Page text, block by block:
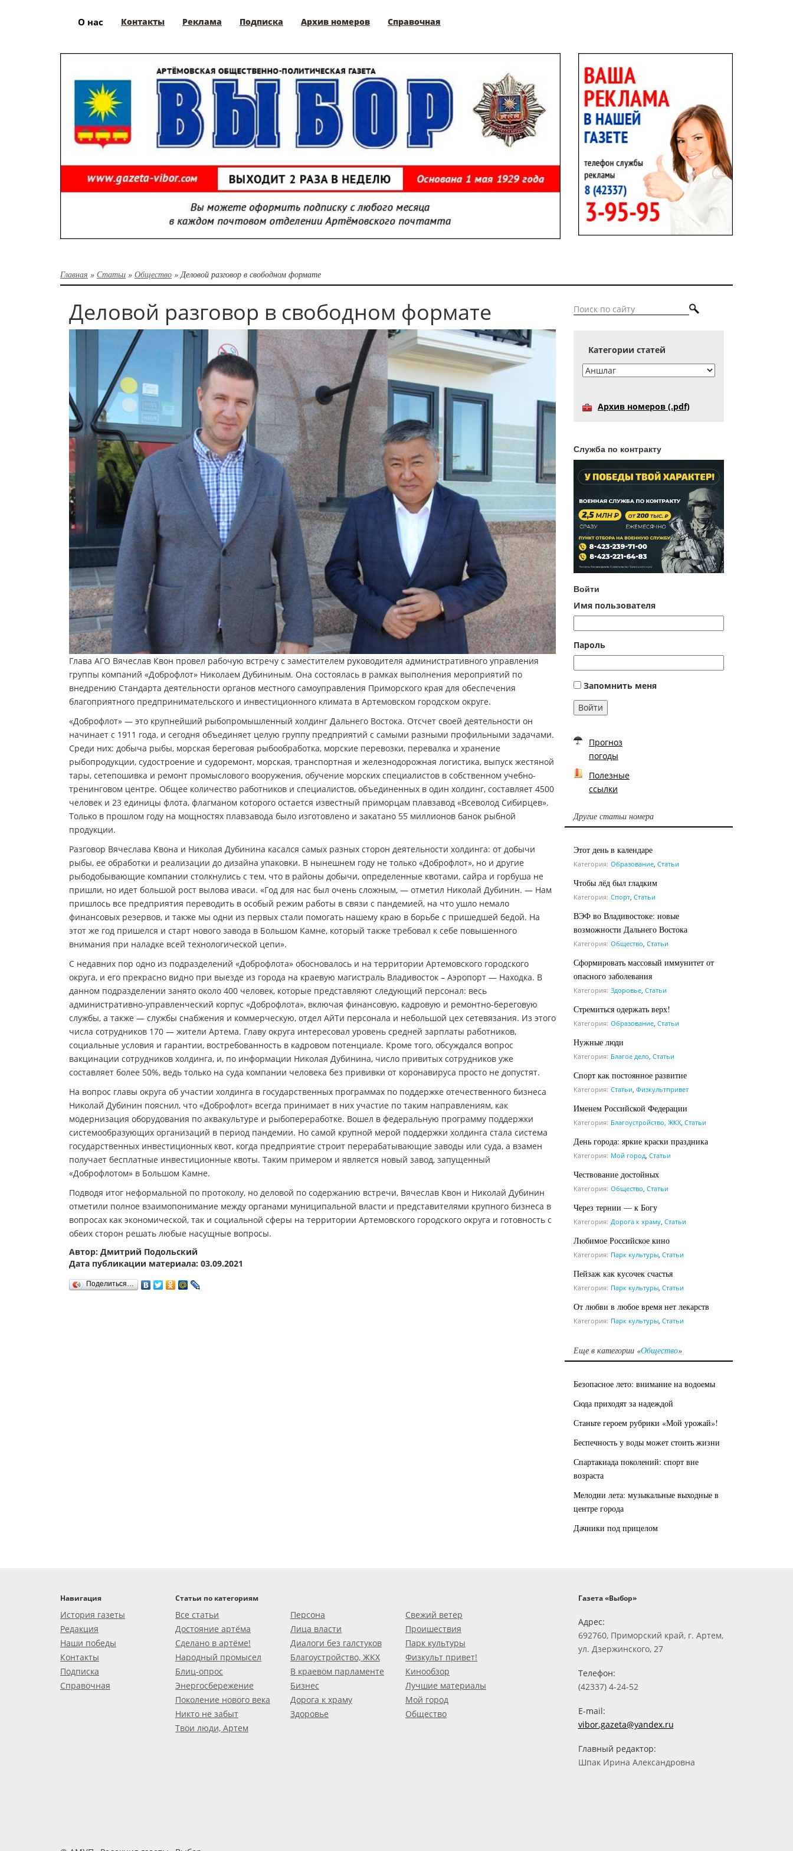
О нас Контакты Реклама Подписка Архив номеров Справочная
Главная » Статьи » Общество » Деловой разговор в свободном формате
Деловой разговор в свободном формате
Глава АГО Вячеслав Квон провел рабочую встречу с заместителем руководителя административного управления
группы компаний «Доброфлот» Николаем Дубининым. Она состоялась в рамках выполнения мероприятий по
внедрению Стандарта деятельности органов местного самоуправления Приморского края для обеспечения
благоприятного предпринимательского и инвестиционного климата в Артемовском городском округе.
«Доброфлот» — это крупнейший рыбопромышленный холдинг Дальнего Востока. Отсчет своей деятельности он
начинает с 1911 года, и сегодня объединяет целую группу предприятий с самыми разными профильными задачами.
Среди них: добыча рыбы, морская береговая рыбообработка, морские перевозки, перевалка и хранение
рыбопродукции, судостроение и судоремонт, морская, транспортная и железнодорожная логистика, выпуск жестяной
тары, сетепошивка и ремонт промыслового вооружения, обучение морских специалистов в собственном учебно-
тренинговом центре. Общее количество работников и специалистов, объединенных в один холдинг, составляет 4500
человек и 23 единицы флота, флагманом которого остается известный приморцам плавзавод «Всеволод Сибирцев».
Только в прошлом году на мощностях плавзавода было изготовлено и закатано 55 миллионов банок рыбной
продукции.
Разговор Вячеслава Квона и Николая Дубинина касался самых разных сторон деятельности холдинга: от добычи
рыбы, ее обработки и реализации до дизайна упаковки. В нынешнем году не только «Доброфлот», но и другие
рыбодобывающие компании столкнулись с тем, что в районы добычи, определенные квотами, сайра и горбуша не
пришли, но идет большой рост вылова иваси. «Год для нас был очень сложным, — отметил Николай Дубинин. — Нам
пришлось все предприятия переводить в особый режим работы в связи с пандемией, на что ушло немало
финансовых резервов, и также мы одни из первых стали помогать нашему краю в борьбе с пришедшей бедой. На
этот же год пришелся и старт нового завода в Большом Камне, который также требовал к себе повышенного
внимания при наладке всей технологической цепи».
С недавних пор одно из подразделений «Доброфлота» обосновалось и на территории Артемовского городского
округа, и его прекрасно видно при выезде из города на краевую магистраль Владивосток – Аэропорт — Находка. В
данном подразделении занято около 400 человек, которые представляют следующий персонал: весь
административно-управленческий корпус «Доброфлота», включая финансовую, кадровую и ремонтно-береговую
службы, а также — службы снабжения и коммерческую, отдел АйТи персонала и небольшой цех сетевязания. Из этого
числа сотрудников 170 — жители Артема. Главу округа интересовал уровень средней зарплаты работников,
социальные условия и гарантии, востребованность в кадровом потенциале. Кроме того, обсуждался вопрос
вакцинации сотрудников холдинга, и, по информации Николая Дубинина, число привитых сотрудников уже
составляет более 50%, ведь только на суда компании человека без прививки от коронавируса просто не допустят.
На вопрос главы округа об участии холдинга в государственных программах по поддержке отечественного бизнеса
Николай Дубинин пояснил, что «Доброфлот» всегда принимает в них участие по таким направлениям, как
модернизация оборудования по аквакультуре и рыбопереработке. Вошел в федеральную программу поддержки
системообразующих организаций в период пандемии. Но самой крупной мерой поддержки холдинга стала система
государственных инвестиционных квот, когда предприятие строит перерабатывающие заводы или суда, а взамен
получает бесплатные инвестиционные квоты. Таким примером и является новый завод, запущенный
«Доброфлотом» в Большом Камне.
Подводя итог неформальной по протоколу, но деловой по содержанию встречи, Вячеслав Квон и Николай Дубинин
отметили полное взаимопонимание между органами муниципальной власти и представителями крупного бизнеса в
вопросах как экономической, так и социальной сферы на территории Артемовского городского округа и готовность с
обеих сторон решать любые насущные вопросы.
Автор: Дмитрий Подольский
Дата публикации материала: 03.09.2021
Поделиться…
Категории статей
Архив номеров (.pdf)
Служба по контракту
Войти
Имя пользователя
Пароль
Запомнить меня
Войти
Прогноз
погоды
Полезные
ссылки
Другие статьи номера
Этот день в календаре
Категория: Образование Статьи
Чтобы лёд был гладким
Категория: Спорт Статьи
ВЭФ во Владивостоке: новые
возможности Дальнего Востока
Категория: Общество Статьи
Сформировать массовый иммунитет от
опасного заболевания
Категория: Здоровье Статьи
Стремиться одержать верх!
Категория: Образование Статьи
Нужные люди
Категория: Благое дело Статьи
Спорт как постоянное развитие
Категория: Статьи Физкультпривет
Именем Российской Федерации
Категория: Благоустройство, ЖКХ Статьи
День города: яркие краски праздника
Категория: Мой город Статьи
Чествование достойных
Категория: Общество Статьи
Через тернии — к Богу
Категория: Дорога к храму Статьи
Любимое Российское кино
Категория: Парк культуры Статьи
Пейзаж как кусочек счастья
Категория: Парк культуры Статьи
От любви в любое время нет лекарств
Категория: Парк культуры Статьи
Еще в категории «Общество»
Безопасное лето: внимание на водоемы
Сюда приходят за надеждой
Станьте героем рубрики «Мой урожай»!
Беспечность у воды может стоить жизни
Спартакиада поколений: спорт вне
возраста
Мелодии лета: музыкальные выходные в
центре города
Дачники под прицелом
Навигация
История газеты
Редакция
Наши победы
Контакты
Подписка
Справочная
Статьи по категориям
Все статьи
Достояние артёма
Сделано в артёме!
Народный промысел
Блиц-опрос
Энергосбережение
Поколение нового века
Никто не забыт
Твои люди, Артем
Персона
Лица власти
Диалоги без галстуков
Благоустройство, ЖКХ
В краевом парламенте
Бизнес
Дорога к храму
Здоровье
Свежий ветер
Проишествия
Парк культуры
Физкульт привет!
Кинообзор
Лучшие материалы
Мой город
Общество
Газета «Выбор»
Адрес:
692760, Приморский край, г. Артем,
ул. Дзержинского, 27
Телефон:
(42337) 4-24-52
E-mail:
vibor.gazeta@yandex.ru
Главный редактор:
Шпак Ирина Александровна